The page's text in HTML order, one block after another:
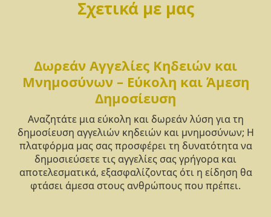
Σχετικά με μας
Δωρεάν Αγγελίες Κηδειών και
Μνημοσύνων – Εύκολη και Άμεση
Δημοσίευση
Αναζητάτε μια εύκολη και δωρεάν λύση για τη
δημοσίευση αγγελιών κηδειών και μνημοσύνων; Η
πλατφόρμα μας σας προσφέρει τη δυνατότητα να
δημοσιεύσετε τις αγγελίες σας γρήγορα και
αποτελεσματικά, εξασφαλίζοντας ότι η είδηση θα
φτάσει άμεσα στους ανθρώπους που πρέπει.